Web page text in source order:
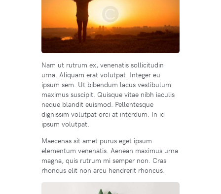
Nam ut rutrum ex, venenatis sollicitudin
urna. Aliquam erat volutpat. Integer eu
ipsum sem. Ut bibendum lacus vestibulum
maximus suscipit. Quisque vitae nibh iaculis
neque blandit euismod. Pellentesque
dignissim volutpat orci at interdum. In id
ipsum volutpat.
Maecenas sit amet purus eget ipsum
elementum venenatis. Aenean maximus urna
magna, quis rutrum mi semper non. Cras
rhoncus elit non arcu hendrerit rhoncus.